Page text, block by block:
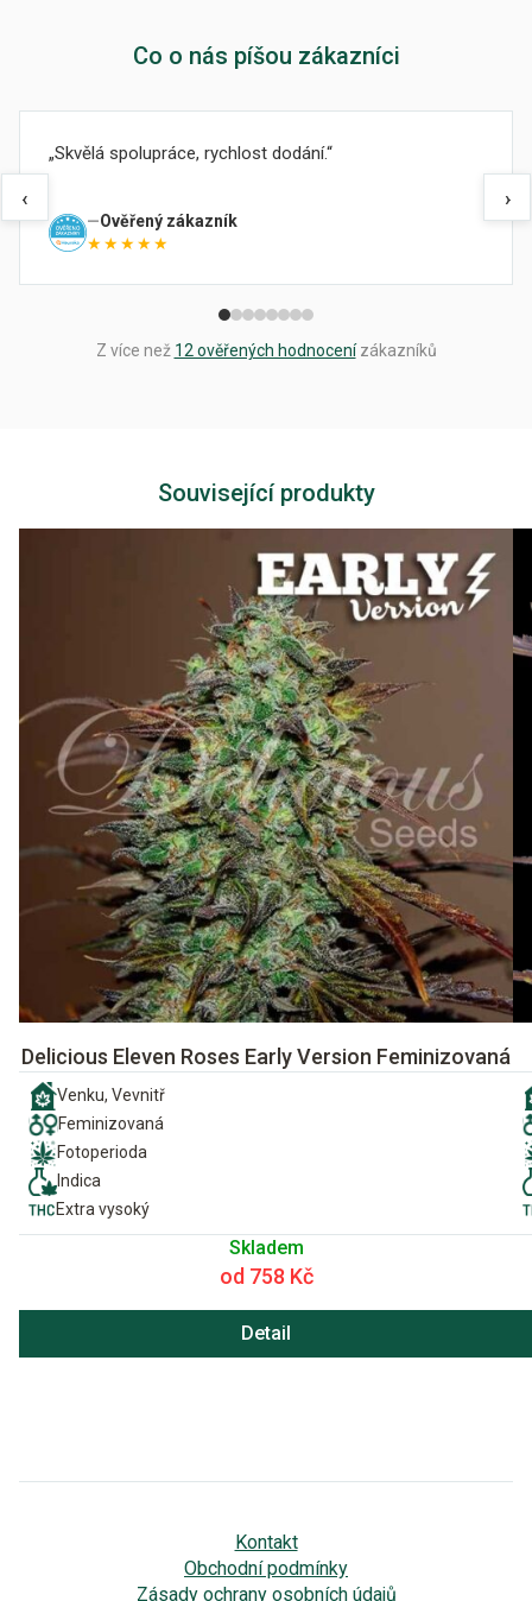
Co o nás píšou zákazníci
‹
Skvělá spolupráce, rychlost dodání.
Ověřený zákazník
★★★★★
›
Z více než 12 ověřených hodnocenízákazníků
Související produkty
Delicious Eleven Roses Early Version Feminizovaná
Venku, Vevnitř
Feminizovaná
Fotoperioda
Indica
Extra vysoký
Skladem
od 758 Kč
Detail
Kontakt
Obchodní podmínky
Zásady ochrany osobních údajů